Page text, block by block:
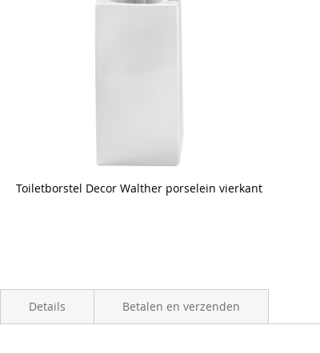
Toiletborstel Decor Walther porselein vierkant
Details Betalen en verzenden